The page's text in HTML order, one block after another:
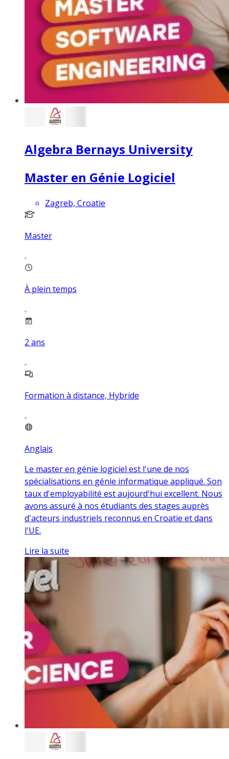
Algebra Bernays University
Master en Génie Logiciel
Zagreb, Croatie
Master
À plein temps
2 ans
Formation à distance, Hybride
Anglais
Le master en génie logiciel est l'une de nos
spécialisations en génie informatique appliqué. Son
taux d'employabilité est aujourd'hui excellent. Nous
avons assuré à nos étudiants des stages auprès
d'acteurs industriels reconnus en Croatie et dans
l'UE.
Lire la suite